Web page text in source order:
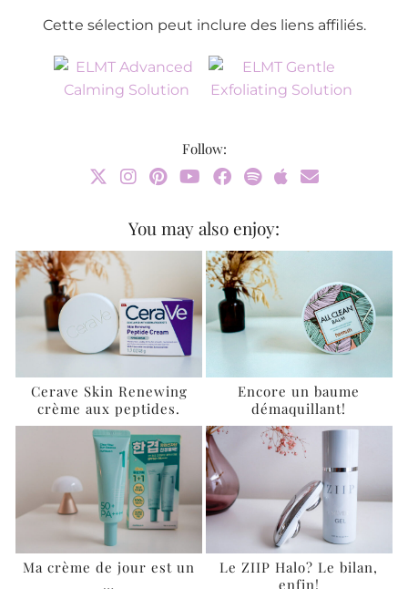
Cette sélection peut inclure des liens affiliés.
Follow:
You may also enjoy:
Cerave Skin Renewing
crème aux peptides.
Encore un baume
démaquillant!
Ma crème de jour est un
…
Le ZIIP Halo? Le bilan,
enfin!